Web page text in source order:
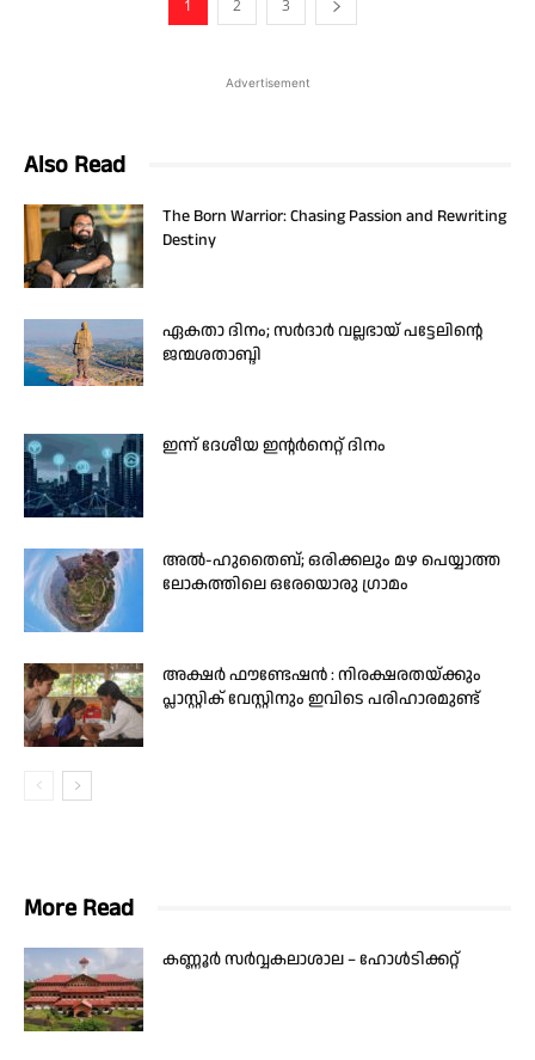
1 2 3
Advertisement
Also Read
The Born Warrior: Chasing Passion and Rewriting
Destiny
ഏകതാ ദിനം; സർദാർ വല്ലഭായ് പട്ടേലിന്റെ
ജന്മശതാബ്ദി
ഇന്ന് ദേശീയ ഇന്റർനെറ്റ് ദിനം
അൽ-ഹുതൈബ്; ഒരിക്കലും മഴ പെയ്യാത്ത
ലോകത്തിലെ ഒരേയൊരു ഗ്രാമം
അക്ഷർ ഫൗണ്ടേഷൻ : നിരക്ഷരതയ്ക്കും
പ്ലാസ്റ്റിക് വേസ്റ്റിനും ഇവിടെ പരിഹാരമുണ്ട്
More Read
കണ്ണൂർ സർവ്വകലാശാല – ഹോൾടിക്കറ്റ്